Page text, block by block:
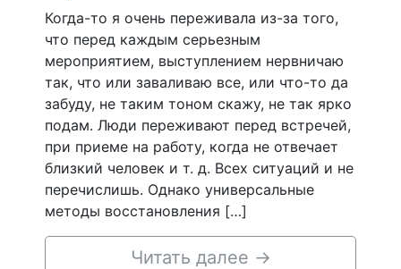
Когда-то я очень переживала из-за того,
что перед каждым серьезным
мероприятием, выступлением нервничаю
так, что или заваливаю все, или что-то да
забуду, не таким тоном скажу, не так ярко
подам. Люди переживают перед встречей,
при приеме на работу, когда не отвечает
близкий человек и т. д. Всех ситуаций и не
перечислишь. Однако универсальные
методы восстановления […]
Читать далее →